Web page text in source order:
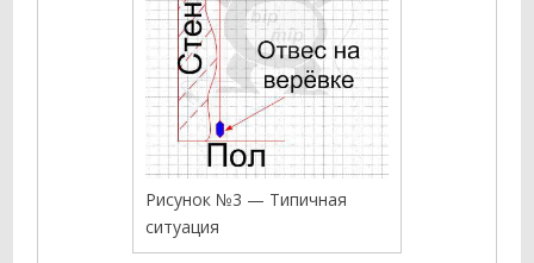
Рисунок №3 — Типичная
ситуация